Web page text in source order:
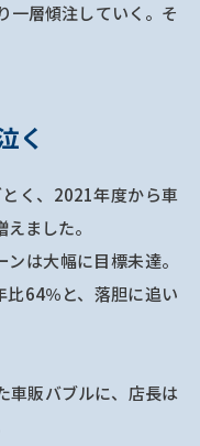
一層傾注していく。そ
く
く、2021年度から車
ました。
は大幅に目標未達。
比64％と、落胆に追い
車販バブルに、店長は